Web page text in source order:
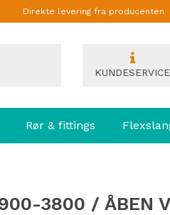
Direkte levering fra producenten
KUNDESERVICE
Rør & fittings
3800 / ÅBEN